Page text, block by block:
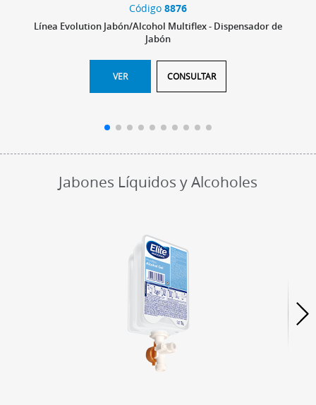
Código 8876
Línea Evolution Jabón/Alcohol Multiflex - Dispensador de
Jabón
VER CONSULTAR
Jabones Líquidos y Alcoholes